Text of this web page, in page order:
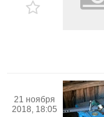
21 ноября
2018, 18:05